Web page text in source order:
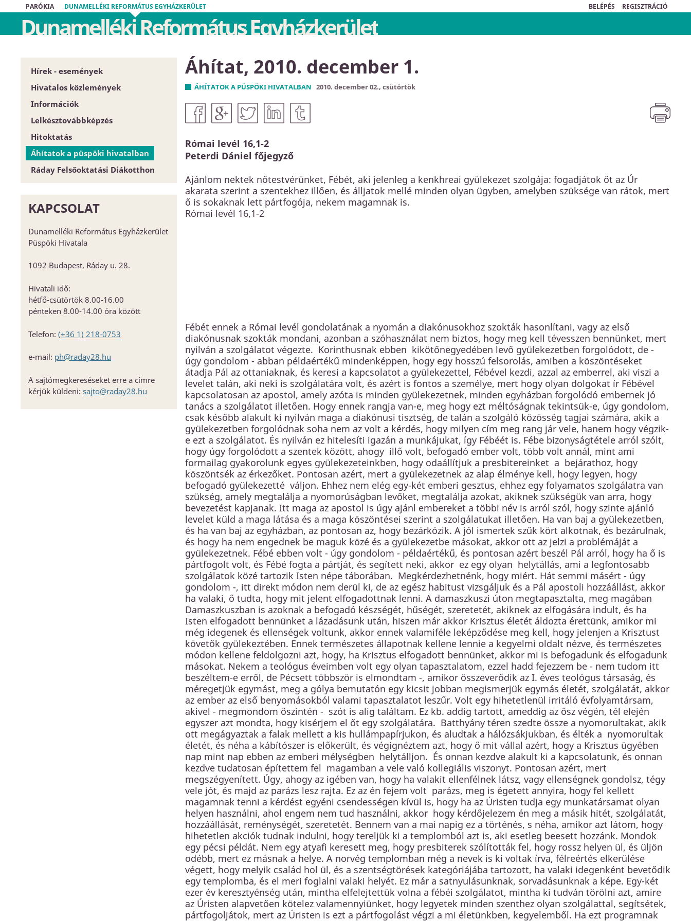
PARÓKIA DUNAMELLÉKI REFORMÁTUS EGYHÁZKERÜLET BELÉPÉS REGISZTRÁCIÓ
Dunamelléki Református Egyházkerület
Hírek - események
Hivatalos közlemények
Püspöki Hivatal
Közgyűlés
Zárt tartalom
Szabályrendeletek
Űrlapok
Dunamellék története
Közlöny
Közbeszerzés
Kiss Géza emlékház és közösségi
Információk
Egyházközségek
Esperesi Hivatalok
Püspöki Hivatal
Elnökség és szervezet
Konferencia-központ
Címtár
Lelkésztovábbképzés
Hitoktatás
Hitoktatót keresünk
Hitoktató állást keres
Áhítatok a püspöki hivatalban
Ráday Felsőoktatási Diákotthon
KAPCSOLAT
Dunamelléki Református Egyházkerület
Püspöki Hivatala
1092 Budapest, Ráday u. 28.
Hivatali idő:
hétfő-csütörtök 8.00-16.00
pénteken 8.00-14.00 óra között
Telefon: (+36 1) 218-0753
e-mail: ph@raday28.hu
A sajtómegkereséseket erre a címre
kérjük küldeni: sajto@raday28.hu
Áhítat, 2010. december 1.
ÁHÍTATOK A PÜSPÖKI HIVATALBAN 2010. december 02., csütörtök
Római levél 16,1-2
Peterdi Dániel főjegyző
Ajánlom nektek nőtestvérünket, Fébét, aki jelenleg a kenkhreai gyülekezet szolgája: fogadjátok őt az Úr
akarata szerint a szentekhez illően, és álljatok mellé minden olyan ügyben, amelyben szüksége van rátok, mert
ő is sokaknak lett pártfogója, nekem magamnak is.
Római levél 16,1-2
Fébét ennek a Római levél gondolatának a nyomán a diakónusokhoz szokták hasonlítani, vagy az első
diakónusnak szokták mondani, azonban a szóhasználat nem biztos, hogy meg kell tévesszen bennünket, mert
nyilván a szolgálatot végezte. Korinthusnak ebben kikötőnegyedében levő gyülekezetben forgolódott, de -
úgy gondolom - abban példaértékű mindenképpen, hogy egy hosszú felsorolás, amiben a köszöntéseket
átadja Pál az ottaniaknak, és keresi a kapcsolatot a gyülekezettel, Fébével kezdi, azzal az emberrel, aki viszi a
levelet talán, aki neki is szolgálatára volt, és azért is fontos a személye, mert hogy olyan dolgokat ír Fébével
kapcsolatosan az apostol, amely azóta is minden gyülekezetnek, minden egyházban forgolódó embernek jó
tanács a szolgálatot illetően. Hogy ennek rangja van-e, meg hogy ezt méltóságnak tekintsük-e, úgy gondolom,
csak később alakult ki nyilván maga a diakónusi tisztség, de talán a szolgáló közösség tagjai számára, akik a
gyülekezetben forgolódnak soha nem az volt a kérdés, hogy milyen cím meg rang jár vele, hanem hogy végzik-
e ezt a szolgálatot. És nyilván ez hitelesíti igazán a munkájukat, így Fébéét is. Fébe bizonyságtétele arról szólt,
hogy úgy forgolódott a szentek között, ahogy illő volt, befogadó ember volt, több volt annál, mint ami
formailag gyakorolunk egyes gyülekezeteinkben, hogy odaállítjuk a presbitereinket a bejárathoz, hogy
köszöntsék az érkezőket. Pontosan azért, mert a gyülekezetnek az alap élménye kell, hogy legyen, hogy
befogadó gyülekezetté váljon. Ehhez nem elég egy-két emberi gesztus, ehhez egy folyamatos szolgálatra van
szükség, amely megtalálja a nyomorúságban levőket, megtalálja azokat, akiknek szükségük van arra, hogy
bevezetést kapjanak. Itt maga az apostol is úgy ajánl embereket a többi név is arról szól, hogy szinte ajánló
levelet küld a maga látása és a maga köszöntései szerint a szolgálatukat illetően. Ha van baj a gyülekezetben,
és ha van baj az egyházban, az pontosan az, hogy bezárkózik. A jól ismertek szűk kört alkotnak, és bezárulnak,
és hogy ha nem engednek be maguk közé és a gyülekezetbe másokat, akkor ott az jelzi a problémáját a
gyülekezetnek. Fébé ebben volt - úgy gondolom - példaértékű, és pontosan azért beszél Pál arról, hogy ha ő is
pártfogolt volt, és Fébé fogta a pártját, és segített neki, akkor ez egy olyan helytállás, ami a legfontosabb
szolgálatok közé tartozik Isten népe táborában. Megkérdezhetnénk, hogy miért. Hát semmi másért - úgy
gondolom -, itt direkt módon nem derül ki, de az egész habitust vizsgáljuk és a Pál apostoli hozzáállást, akkor
ha valaki, ő tudta, hogy mit jelent elfogadottnak lenni. A damaszkuszi úton megtapasztalta, meg magában
Damaszkuszban is azoknak a befogadó készségét, hűségét, szeretetét, akiknek az elfogására indult, és ha
Isten elfogadott bennünket a lázadásunk után, hiszen már akkor Krisztus életét áldozta érettünk, amikor mi
még idegenek és ellenségek voltunk, akkor ennek valamiféle leképződése meg kell, hogy jelenjen a Krisztust
követők gyülekeztében. Ennek természetes állapotnak kellene lennie a kegyelmi oldalt nézve, és természetes
módon kellene feldolgozni azt, hogy, ha Krisztus elfogadott bennünket, akkor mi is befogadunk és elfogadunk
másokat. Nekem a teológus éveimben volt egy olyan tapasztalatom, ezzel hadd fejezzem be - nem tudom itt
beszéltem-e erről, de Pécsett többször is elmondtam -, amikor összeverődik az I. éves teológus társaság, és
méregetjük egymást, meg a gólya bemutatón egy kicsit jobban megismerjük egymás életét, szolgálatát, akkor
az ember az első benyomásokból valami tapasztalatot leszűr. Volt egy hihetetlenül irritáló évfolyamtársam,
akivel - megmondom őszintén - szót is alig találtam. Ez kb. addig tartott, ameddig az ősz végén, tél elején
egyszer azt mondta, hogy kisérjem el őt egy szolgálatára. Batthyány téren szedte össze a nyomorultakat, akik
ott megágyaztak a falak mellett a kis hullámpapírjukon, és aludtak a hálózsákjukban, és élték a nyomorultak
életét, és néha a kábítószer is előkerült, és végignéztem azt, hogy ő mit vállal azért, hogy a Krisztus ügyében
nap mint nap ebben az emberi mélységben helytálljon. És onnan kezdve alakult ki a kapcsolatunk, és onnan
kezdve tudatosan építettem fel magamban a vele való kollegiális viszonyt. Pontosan azért, mert
megszégyenített. Úgy, ahogy az igében van, hogy ha valakit ellenfélnek látsz, vagy ellenségnek gondolsz, tégy
vele jót, és majd az parázs lesz rajta. Ez az én fejem volt parázs, meg is égetett annyira, hogy fel kellett
magamnak tenni a kérdést egyéni csendességen kívül is, hogy ha az Úristen tudja egy munkatársamat olyan
helyen használni, ahol engem nem tud használni, akkor hogy kérdőjelezem én meg a másik hitét, szolgálatát,
hozzáállását, reménységét, szeretetét. Bennem van a mai napig ez a történés, s néha, amikor azt látom, hogy
hihetetlen akciók tudnak indulni, hogy tereljük ki a templomból azt is, aki esetleg beesett hozzánk. Mondok
egy pécsi példát. Nem egy atyafi keresett meg, hogy presbiterek szólították fel, hogy rossz helyen ül, és üljön
odébb, mert ez másnak a helye. A norvég templomban még a nevek is ki voltak írva, félreértés elkerülése
végett, hogy melyik család hol ül, és a szentségtörések kategóriájába tartozott, ha valaki idegenként bevetődik
egy templomba, és el meri foglalni valaki helyét. Ez már a satnyulásunknak, sorvadásunknak a képe. Egy-két
ezer év keresztyénség után, mintha elfelejtettük volna a fébéi szolgálatot, mintha ki tudván törölni azt, amire
az Úristen alapvetően kötelez valamennyiünket, hogy legyetek minden szenthez olyan szolgálattal, segítsétek,
pártfogoljátok, mert az Úristen is ezt a pártfogolást végzi a mi életünkben, kegyelemből. Ha ezt programnak